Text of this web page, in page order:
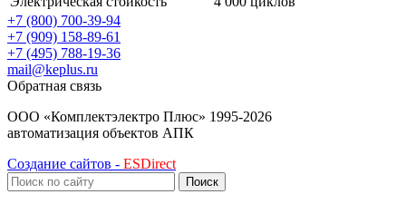
+7 (800) 700-39-94
+7 (909) 158-89-61
+7 (495) 788-19-36
mail@keplus.ru
Обратная связь
ООО «Комплектэлектро Плюс» 1995-2026
автоматизация объектов АПК
Создание сайтов - ESDirect
Поиск